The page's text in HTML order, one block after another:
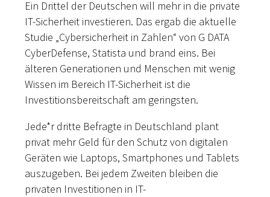
Ein Drittel der Deutschen will mehr in die private
IT-Sicherheit investieren. Das ergab die aktuelle
Studie „Cybersicherheit in Zahlen“ von G DATA
CyberDefense, Statista und brand eins. Bei
älteren Generationen und Menschen mit wenig
Wissen im Bereich IT-Sicherheit ist die
Investitionsbereitschaft am geringsten.
Jede*r dritte Befragte in Deutschland plant
privat mehr Geld für den Schutz von digitalen
Geräten wie Laptops, Smartphones und Tablets
auszugeben. Bei jedem Zweiten bleiben die
privaten Investitionen in IT-